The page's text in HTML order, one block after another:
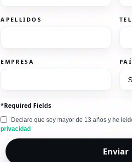
APELLIDOS
EMPRESA
*Required Fields
Declaro que soy mayor de 13 años y he
privacidad